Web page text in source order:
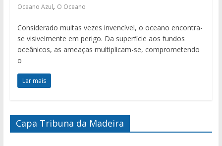
Oceano Azul, O Oceano
Considerado muitas vezes invencível, o oceano encontra-
se visivelmente em perigo. Da superfície aos fundos
oceânicos, as ameaças multiplicam-se, comprometendo
o
Ler mais
Capa Tribuna da Madeira